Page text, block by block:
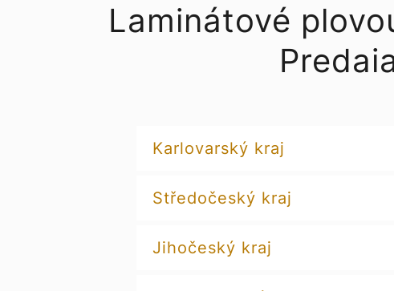
Laminátové
Karlovarský kraj
Středočeský kraj
Jihočeský kraj